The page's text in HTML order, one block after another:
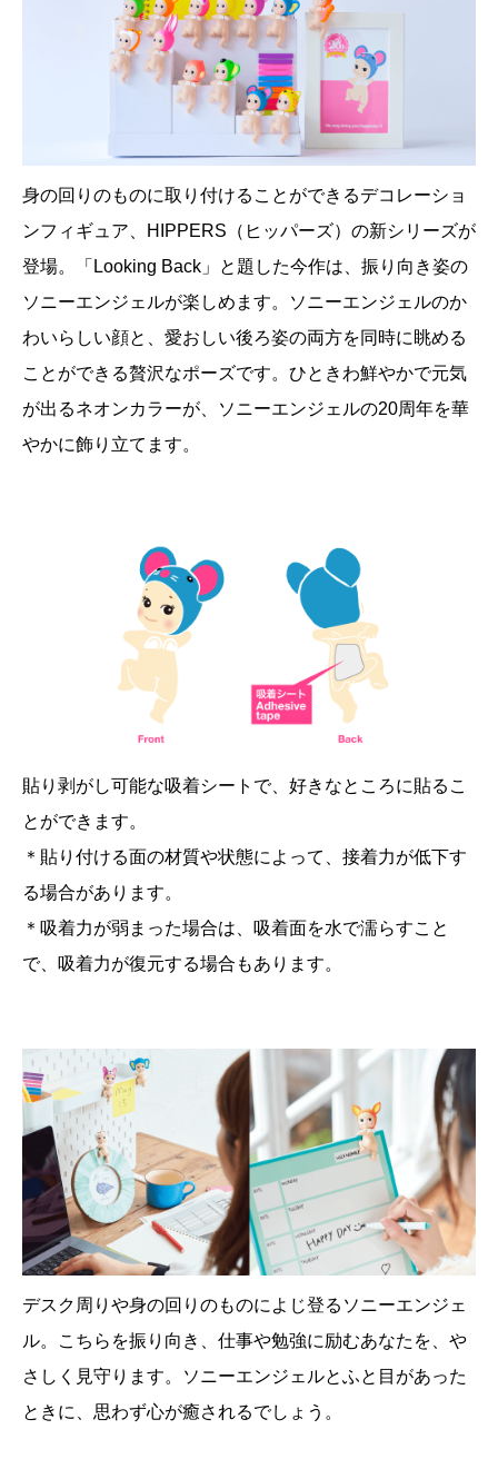
身の回りのものに取り付けることができるデコレーショ
ンフィギュア、HIPPERS（ヒッパーズ）の新シリーズが
登場。「Looking Back」と題した今作は、振り向き姿の
ソニーエンジェルが楽しめます。ソニーエンジェルのか
わいらしい顔と、愛おしい後ろ姿の両方を同時に眺める
ことができる贅沢なポーズです。ひときわ鮮やかで元気
が出るネオンカラーが、ソニーエンジェルの20周年を華
やかに飾り立てます。
貼り剥がし可能な吸着シートで、好きなところに貼るこ
とができます。
＊貼り付ける面の材質や状態によって、接着力が低下す
る場合があります。
＊吸着力が弱まった場合は、吸着面を水で濡らすこと
で、吸着力が復元する場合もあります。
デスク周りや身の回りのものによじ登るソニーエンジェ
ル。こちらを振り向き、仕事や勉強に励むあなたを、や
さしく見守ります。ソニーエンジェルとふと目があった
ときに、思わず心が癒されるでしょう。